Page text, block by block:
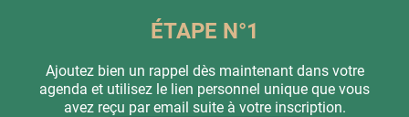
ÉTAPE N°1
Ajoutez bien un rappel dès maintenant dans votre
agenda et utilisez le lien personnel unique que vous
avez reçu par email suite à votre inscription.